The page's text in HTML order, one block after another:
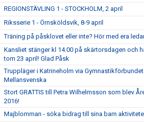
REGIONSTÄVLING 1 - STOCKHOLM, 2 april
Riksserie 1 - Örnsköldsvik, 8-9 april
Träning på påsklovet eller inte? Hör med era
Kansliet stänger kl 14.00 på skärtorsdagen och
tom 23 april! Glad Påsk
Truppläger i Katrineholm via Gymnastikförbundet
Mellansvenska
Stort GRATTIS till Petra Wilhelmsson som blev
2016!
Majblomman - söka bidrag till sina barn